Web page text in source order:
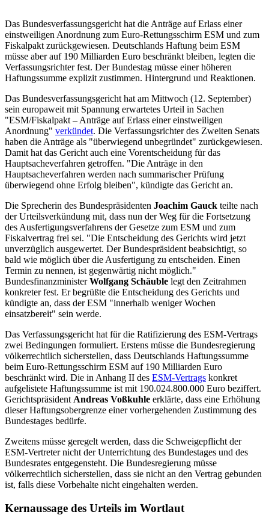
Das Bundesverfassungsgericht hat die Anträge auf Erlass einer
einstweiligen Anordnung zum Euro-Rettungsschirm ESM und zum
Fiskalpakt zurückgewiesen. Deutschlands Haftung beim ESM
müsse aber auf 190 Milliarden Euro beschränkt bleiben, legten die
Verfassungsrichter fest. Der Bundestag müsse einer höheren
Haftungssumme explizit zustimmen. Hintergrund und Reaktionen.
Das Bundesverfassungsgericht hat am Mittwoch (12. September)
sein europaweit mit Spannung erwartetes Urteil in Sachen
"ESM/Fiskalpakt – Anträge auf Erlass einer einstweiligen
Anordnung" verkündet. Die Verfassungsrichter des Zweiten Senats
haben die Anträge als "überwiegend unbegründet" zurückgewiesen.
Damit hat das Gericht auch eine Vorentscheidung für das
Hauptsacheverfahren getroffen. "Die Anträge in den
Hauptsacheverfahren werden nach summarischer Prüfung
überwiegend ohne Erfolg bleiben", kündigte das Gericht an.
Die Sprecherin des Bundespräsidenten Joachim Gauck teilte nach
der Urteilsverkündung mit, dass nun der Weg für die Fortsetzung
des Ausfertigungsverfahrens der Gesetze zum ESM und zum
Fiskalvertrag frei sei. "Die Entscheidung des Gerichts wird jetzt
unverzüglich ausgewertet. Der Bundespräsident beabsichtigt, so
bald wie möglich über die Ausfertigung zu entscheiden. Einen
Termin zu nennen, ist gegenwärtig nicht möglich."
BundesfinanzministerWolfgang Schäuble legt den Zeitrahmen
konkreter fest. Er begrüßte die Entscheidung des Gerichts und
kündigte an, dass der ESM "innerhalb weniger Wochen
einsatzbereit" sein werde.
Das Verfassungsgericht hat für die Ratifizierung des ESM-Vertrags
zwei Bedingungen formuliert. Erstens müsse die Bundesregierung
völkerrechtlich sicherstellen, dass Deutschlands Haftungssumme
beim Euro-Rettungsschirm ESM auf 190 Milliarden Euro
beschränkt wird. Die in Anhang II des ESM-Vertrags konkret
aufgelistete Haftungssumme ist mit 190.024.800.000 Euro beziffert.
Gerichtspräsident Andreas Voßkuhle erklärte, dass eine Erhöhung
dieser Haftungsobergrenze einer vorhergehenden Zustimmung des
Bundestages bedürfe.
Zweitens müsse geregelt werden, dass die Schweigepflicht der
ESM-Vertreter nicht der Unterrichtung des Bundestages und des
Bundesrates entgegensteht. Die Bundesregierung müsse
völkerrechtlich sicherstellen, dass sie nicht an den Vertrag gebunden
ist, falls diese Vorbehalte nicht eingehalten werden.
Kernaussage des Urteils im Wortlaut